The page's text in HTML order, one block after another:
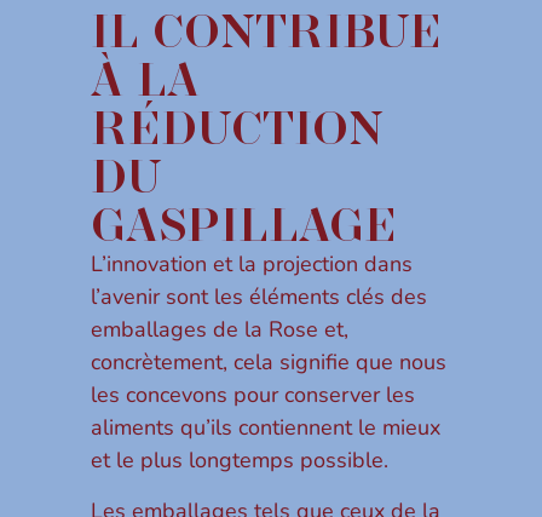
IL CONTRIBUE
À LA
RÉDUCTION
DU
GASPILLAGE
L’innovation et la projection dans
l’avenir sont les éléments clés des
emballages de la Rose et,
concrètement, cela signifie que nous
les concevons pour conserver les
aliments qu’ils contiennent le mieux
et le plus longtemps possible.
Les emballages tels que ceux de la